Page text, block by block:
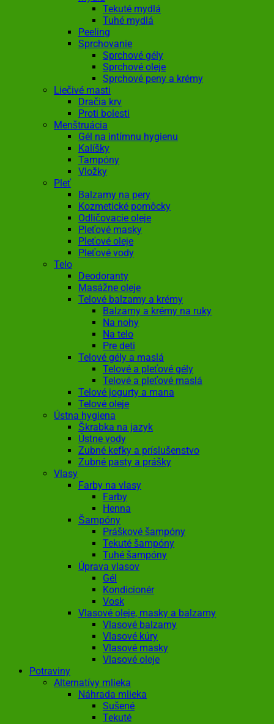
Tekuté mydlá
Tuhé mydlá
Peeling
Sprchovanie
Sprchové gély
Sprchové oleje
Sprchové peny a krémy
Liečivé masti
Dračia krv
Proti bolesti
Menštruácia
Gél na intímnu hygienu
Kalíšky
Tampóny
Vložky
Pleť
Balzamy na pery
Kozmetické pomôcky
Odličovacie oleje
Pleťové masky
Pleťové oleje
Pleťové vody
Telo
Deodoranty
Masážne oleje
Telové balzamy a krémy
Balzamy a krémy na ruky
Na nohy
Na telo
Pre deti
Telové gély a maslá
Telové a pleťové gély
Telové a pleťové maslá
Telové jogurty a mana
Telové oleje
Ústna hygiena
Škrabka na jazyk
Ústne vody
Zubné kefky a príslušenstvo
Zubné pasty a prášky
Vlasy
Farby na vlasy
Farby
Henna
Šampóny
Práškové šampóny
Tekuté šampóny
Tuhé šampóny
Úprava vlasov
Gél
Kondicionér
Vosk
Vlasové oleje, masky a balzamy
Vlasové balzamy
Vlasové kúry
Vlasové masky
Vlasové oleje
Potraviny
Alternatívy mlieka
Náhrada mlieka
Sušené
Tekuté